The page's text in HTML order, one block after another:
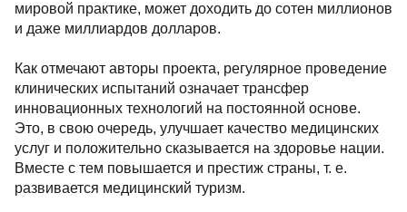
мировой практике, может доходить до сотен миллионов
и даже миллиардов долларов.
Как отмечают авторы проекта, регулярное проведение
клинических испытаний означает трансфер
инновационных технологий на постоянной основе.
Это, в свою очередь, улучшает качество медицинских
услуг и положительно сказывается на здоровье нации.
Вместе с тем повышается и престиж страны, т. е.
развивается медицинский туризм.